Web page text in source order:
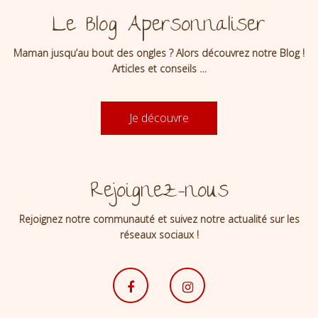
Le Blog Apersonnaliser
Maman jusqu’au bout des ongles ? Alors découvrez notre Blog !
Articles et conseils …
Je découvre
Rejoignez-nous
Rejoignez notre communauté et suivez notre actualité sur les
réseaux sociaux !